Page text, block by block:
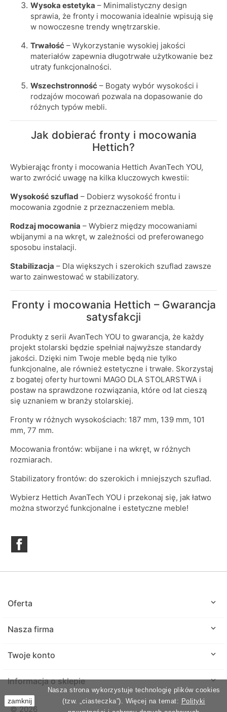
Wysoka estetyka – Minimalistyczny design
sprawia, że fronty i mocowania idealnie wpisują się
w nowoczesne trendy wnętrzarskie.
Trwałość – Wykorzystanie wysokiej jakości
materiałów zapewnia długotrwałe użytkowanie bez
utraty funkcjonalności.
Wszechstronność – Bogaty wybór wysokości i
rodzajów mocowań pozwala na dopasowanie do
różnych typów mebli.
Jak dobierać fronty i mocowania
Hettich?
Wybierając fronty i mocowania Hettich AvanTech YOU,
warto zwrócić uwagę na kilka kluczowych kwestii:
Wysokość szuflad – Dobierz wysokość frontu i
mocowania zgodnie z przeznaczeniem mebla.
Rodzaj mocowania – Wybierz między mocowaniami
wbijanymi a na wkręt, w zależności od preferowanego
sposobu instalacji.
Stabilizacja – Dla większych i szerokich szuflad zawsze
warto zainwestować w stabilizatory.
Fronty i mocowania Hettich – Gwarancja
satysfakcji
Produkty z serii AvanTech YOU to gwarancja, że każdy
projekt stolarski będzie spełniał najwyższe standardy
jakości. Dzięki nim Twoje meble będą nie tylko
funkcjonalne, ale również estetyczne i trwałe. Skorzystaj
z bogatej oferty hurtowni MAGO DLA STOLARSTWA i
postaw na sprawdzone rozwiązania, które od lat cieszą
się uznaniem w branży stolarskiej.
Fronty w różnych wysokościach: 187 mm, 139 mm, 101
mm, 77 mm.
Mocowania frontów: wbijane i na wkręt, w różnych
rozmiarach.
Stabilizatory frontów: do szerokich i mniejszych szuflad.
Wybierz Hettich AvanTech YOU i przekonaj się, jak łatwo
można stworzyć funkcjonalne i estetyczne meble!
Oferta 
Nasza firma 
Twoje konto 
Informacja o sklepie keyboard_arrow_down
zamknij
Nasza strona wykorzystuje technologię plików cookies
(tzw. „ciasteczka”). Więcej na temat: Polityki
© 2026